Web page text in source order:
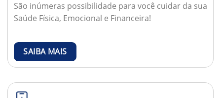
São inúmeras possibilidade para você cuidar da sua
Saúde Física, Emocional e Financeira!
SAIBA MAIS